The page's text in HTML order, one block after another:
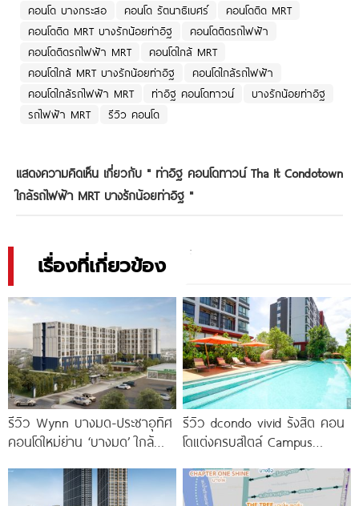
คอนโด บางกระสอ
คอนโด รัตนาธิเบศร์
คอนโดติด MRT
คอนโดติด MRT บางรักน้อยท่าอิฐ
คอนโดติดรถไฟฟ้า
คอนโดติดรถไฟฟ้า MRT
คอนโดใกล้ MRT
คอนโดใกล้ MRT บางรักน้อยท่าอิฐ
คอนโดใกล้รถไฟฟ้า
คอนโดใกล้รถไฟฟ้า MRT
ท่าอิฐ คอนโดทาวน์
บางรักน้อยท่าอิฐ
รถไฟฟ้า MRT
รีวิว คอนโด
แสดงความคิดเห็น เกี่ยวกับ " ท่าอิฐ คอนโดทาวน์ Tha It Condotown
ใกล้รถไฟฟ้า MRT บางรักน้อยท่าอิฐ "
เรื่องที่เกี่ยวข้อง
รีวิว Wynn บางมด-ประชาอุทิศ
คอนโดใหม่ย่าน ‘บางมด’ ใกล้
สายสีม่วง
รีวิว dcondo vivid รังสิต คอน
โดแต่งครบสไตล์ Campus
พร้อมรับ-ส่ง